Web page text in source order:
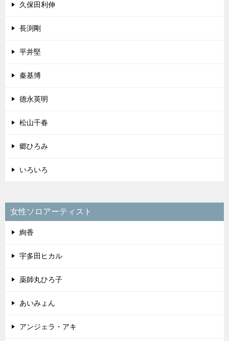
久保田利伸
長渕剛
平井堅
秦基博
德永英明
松山千春
郷ひろみ
いろいろ
女性ソロアーティスト
絢香
宇多田ヒカル
薬師丸ひろ子
あいみょん
アンジェラ・アキ